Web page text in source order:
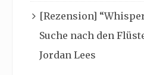
[Rezension]
Suche nach den
Jordan Lees